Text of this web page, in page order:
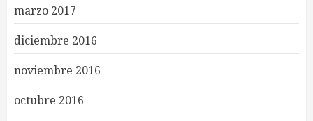
marzo 2017
diciembre 2016
noviembre 2016
octubre 2016